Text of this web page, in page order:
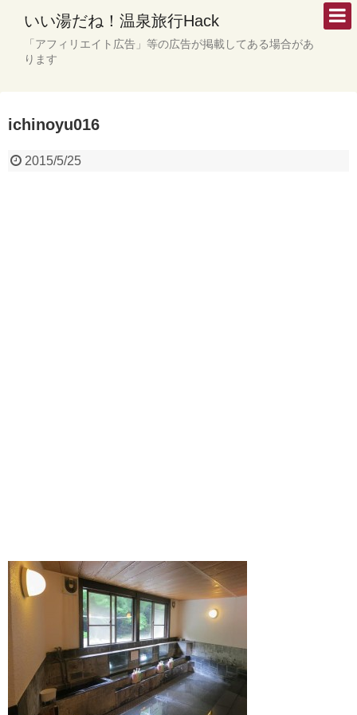
いい湯だね！温泉旅行Hack
「アフィリエイト広告」等の広告が掲載してある場合があ
ります
ichinoyu016
2015/5/25